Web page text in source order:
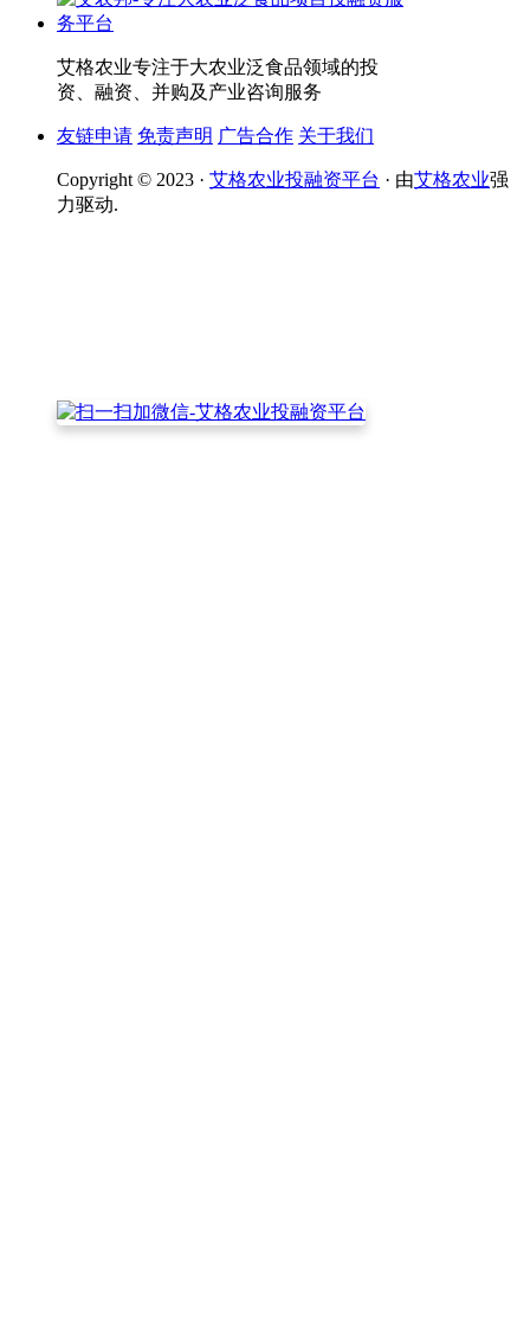
艾格农业专注于大农业泛食品领域的投
资、融资、并购及产业咨询服务
友链申请 免责声明 广告合作 关于我们
Copyright © 2023 · 艾格农业投融资平台 · 由艾格农业强
力驱动.